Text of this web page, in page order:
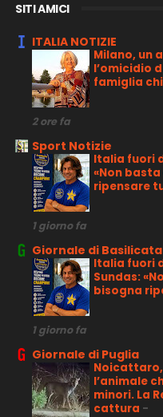
SITI AMICI
ITALIA NOTIZIE
Milano, un
l’omicidio
famiglia
2 ore fa
Sport Notizie
Italia fuori
«Non
ripensare
1 giorno fa
Giornale di Basilicata
Italia fuori
Sundas:
bisogna
1 giorno fa
Giornale di Puglia
l’animale
minori. La
cattura -